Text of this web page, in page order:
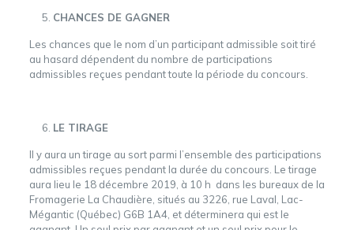
CHANCES DE GAGNER
Les chances que le nom d’un participant admissible soit tiré
au hasard dépendent du nombre de participations
admissibles reçues pendant toute la période du concours.
LE TIRAGE
Il y aura un tirage au sort parmi l’ensemble des participations
admissibles reçues pendant la durée du concours. Le tirage
aura lieu le 18 décembre 2019, à 10 h dans les bureaux de la
Fromagerie La Chaudière, situés au 3226, rue Laval, Lac-
Mégantic (Québec) G6B 1A4, et déterminera qui est le